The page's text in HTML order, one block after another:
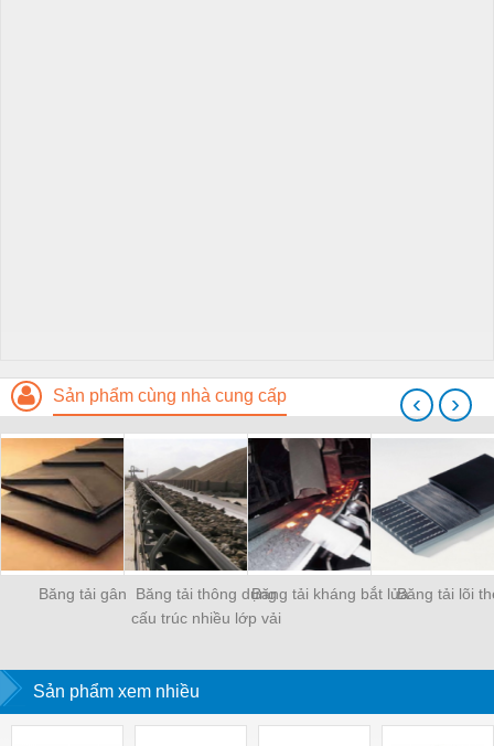
Sản phẩm cùng nhà cung cấp
Băng tải gân
Băng tải thông dụng
cấu trúc nhiều lớp vải
Băng tải kháng bắt lửaBăng tải lõi
‹ ›
Sản phẩm xem nhiều